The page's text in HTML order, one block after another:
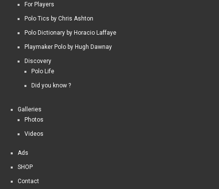
For Players
Polo Tics by Chris Ashton
Polo Dictionary by Horacio Laffaye
Playmaker Polo by Hugh Dawnay
Discovery
Polo Life
Did you know ?
Galleries
Photos
Videos
Ads
SHOP
Contact